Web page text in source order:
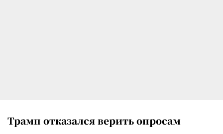
Трамп отказался верить опросам